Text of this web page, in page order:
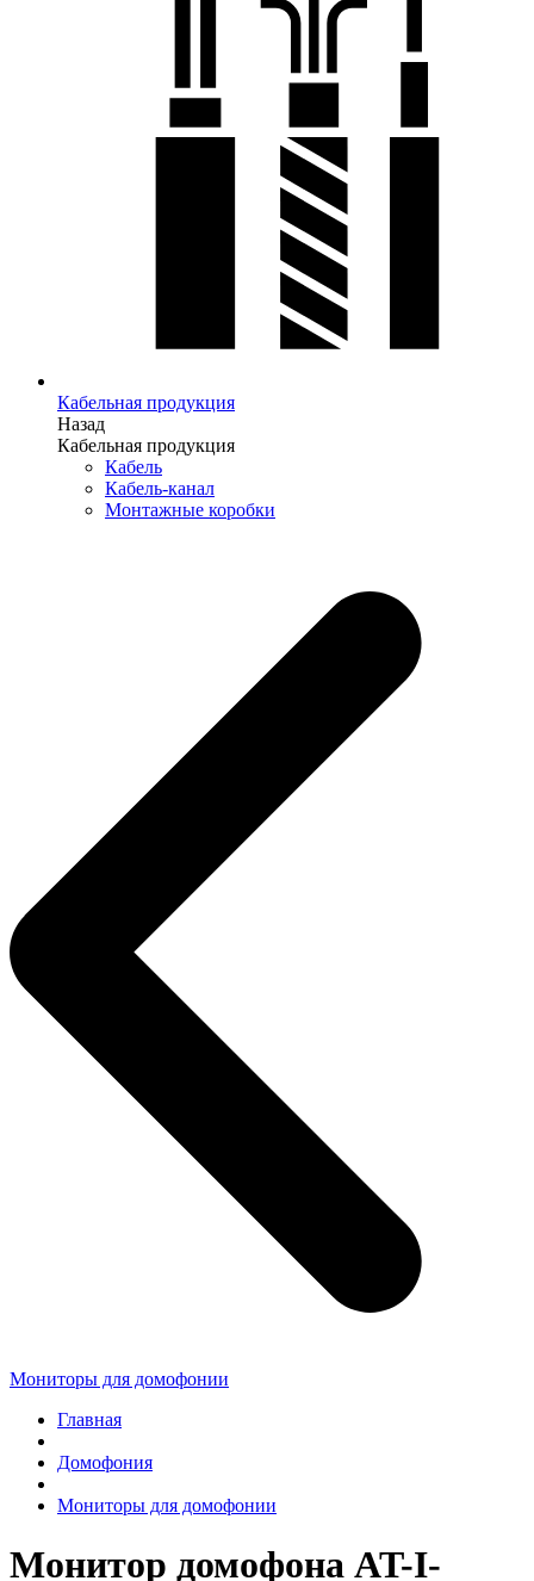
Кабельная продукция
Назад
Кабельная продукция
Кабель
Кабель-канал
Монтажные коробки
Мониторы для домофонии
Главная
Домофония
Мониторы для домофонии
Монитор домофона AT-I-